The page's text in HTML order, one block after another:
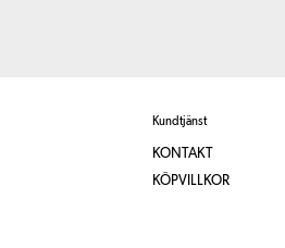
Kundtjänst
KONTAKT
KÖPVILLKOR